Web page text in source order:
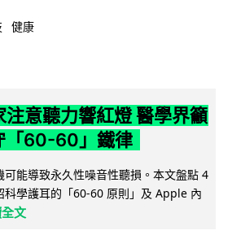
健康
意聽力響紅燈 醫學界籲
「60-60」鐵律
能導致永久性噪音性聽損。本文盤點 4
科學護耳的「60-60 原則」及 Apple 內
文